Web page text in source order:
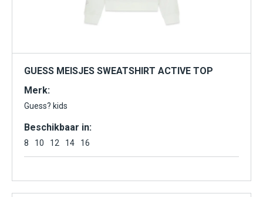
GUESS MEISJES SWEATSHIRT ACTIVE TOP
Merk:
Guess? kids
Beschikbaar in:
8 10 12 14 16